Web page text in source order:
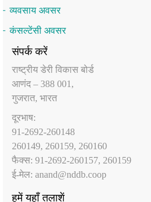
व्यवसाय अवसर
कंसल्टेंसी अवसर
संपर्क करें
राष्‍ट्रीय डेरी विकास बोर्ड
आणंद – 388 001,
गुजरात, भारत
दूरभाष:
91-2692-260148
260149, 260159, 260160
फैक्‍स: 91-2692-260157, 260159
ई-मेल: anand@nddb.coop
हमें यहाँ तलाशें